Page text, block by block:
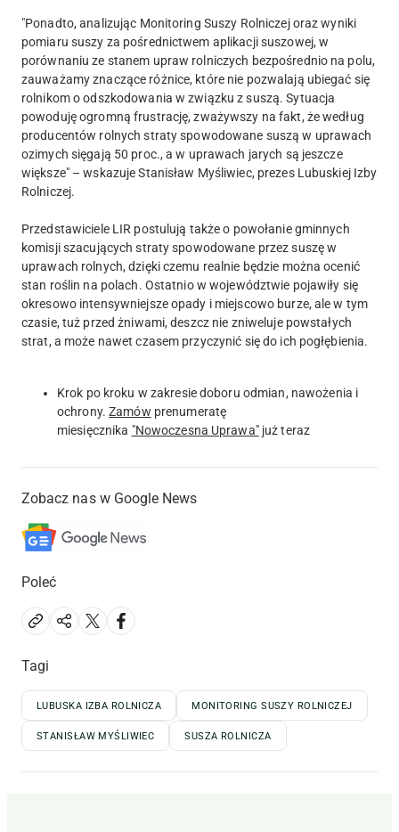
"Ponadto, analizując Monitoring Suszy Rolniczej oraz wyniki
pomiaru suszy za pośrednictwem aplikacji suszowej, w
porównaniu ze stanem upraw rolniczych bezpośrednio na polu,
zauważamy znaczące różnice, które nie pozwalają ubiegać się
rolnikom o odszkodowania w związku z suszą. Sytuacja
powoduję ogromną frustrację, zważywszy na fakt, że według
producentów rolnych straty spowodowane suszą w uprawach
ozimych sięgają 50 proc., a w uprawach jarych są jeszcze
większe" – wskazuje Stanisław Myśliwiec, prezes Lubuskiej Izby
Rolniczej.
Przedstawiciele LIR postulują także o powołanie gminnych
komisji szacujących straty spowodowane przez suszę w
uprawach rolnych, dzięki czemu realnie będzie można ocenić
stan roślin na polach. Ostatnio w województwie pojawiły się
okresowo intensywniejsze opady i miejscowo burze, ale w tym
czasie, tuż przed żniwami, deszcz nie zniweluje powstałych
strat, a może nawet czasem przyczynić się do ich pogłębienia.
Krok po kroku w zakresie doboru odmian, nawożenia i
ochrony.Zamów prenumeratę
miesięcznika "Nowoczesna Uprawa"już teraz
Zobacz nas w Google News
Poleć
Tagi
LUBUSKA IZBA ROLNICZA MONITORING SUSZY ROLNICZEJ
STANISŁAW MYŚLIWIEC SUSZA ROLNICZA